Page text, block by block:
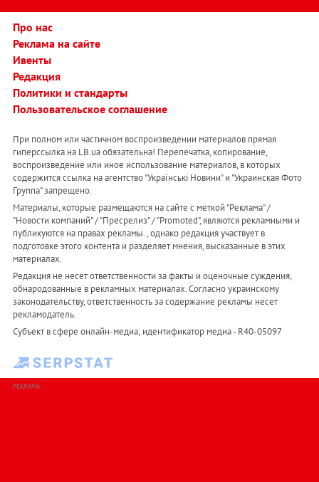
Про нас
Реклама на сайте
Ивенты
Редакция
Политики и стандарты
Пользовательское соглашение
При полном или частичном воспроизведении материалов прямая
гиперссылка на LB.ua обязательна! Перепечатка, копирование,
воспроизведение или иное использование материалов, в которых
содержится ссылка на агентство "Українськi Новини" и "Украинская Фото
Группа" запрещено.
Материалы, которые размещаются на сайте с меткой "Реклама" /
"Новости компаний" / "Пресрелиз" / "Promoted", являются рекламными и
публикуются на правах рекламы. , однако редакция участвует в
подготовке этого контента и разделяет мнения, высказанные в этих
материалах.
Редакция не несет ответственности за факты и оценочные суждения,
обнародованные в рекламных материалах. Согласно украинскому
законодательству, ответственность за содержание рекламы несет
рекламодатель.
Субъект в сфере онлайн-медиа; идентификатор медиа - R40-05097
РЕКЛАМА